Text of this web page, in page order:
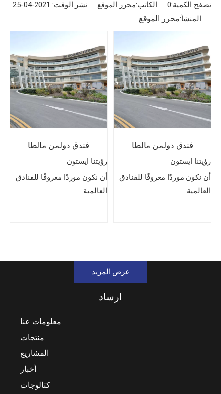
تصفح الكمية:0
الكاتب:محرر الموقع نشر الوقت: 2021-04-25
المنشأ:محرر الموقع
فندق دولمن مالطا
رؤيتنا ايستون
أن نكون موردًا معروفًا للفنادق
العالمية
فندق دولمن مالطا
رؤيتنا ايستون
أن نكون موردًا معروفًا للفنادق
العالمية
عرض المزيد
ارشاد
معلومات عنا
منتجات
المشاريع
أخبار
كتالوجات